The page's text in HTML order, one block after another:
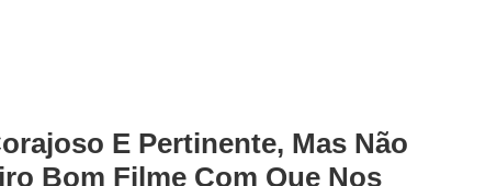
E Pertinente, Mas Não
Bom Filme Com Que Nos